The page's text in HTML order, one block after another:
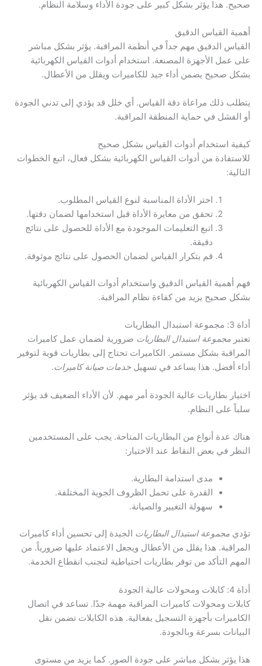
صحيح. هذا يؤثر بشكل كبير على جودة الأداء وسلامة النظام.
أهمية القياس الدقيق
القياس الدقيق مهم جداً في أنظمة المراقبة. يؤثر بشكل مباشر
على عمل الأجهزة المصنعة. استخدام أدوات القياس الكهربائية
بشكل صحيح يضمن أداء جيد للكاميرات ويقلل من الأعطال.
يتطلب ذلك مراعاة دقة القياس. أي خلل قد يؤدي إلى تدني الجودة
أو الفشل في حماية المنطقة المراقبة.
كيفية استخدام أدوات القياس بشكل صحيح
للاستفادة من أدوات القياس الكهربائية بشكل فعال، اتبع الخطوات
التالية:
اختر الأداة المناسبة لنوع القياس المطلوب.
تحقق من معايرة الأداة قبل استخدامها لضمان دقتها.
اتبع التعليمات الموجودة مع الأداة للحصول على نتائج
دقيقة.
قم بتكرار القياس لضمان الحصول على نتائج موثوقة.
فهم أهمية القياس الدقيق واستخدام أدوات القياس الكهربائية
بشكل صحيح يزيد من كفاءة نظام المراقبة.
أداة 3: مجموعة استبدال البطاريات
تعتبر مجموعة استبدال البطاريات ضرورية لضمان عمل كاميرات
المراقبة بشكل مستمر. الكاميرات تحتاج إلى بطاريات قوية لتوفير
أداء أفضل. هذا يساعد في تسهيل خدمات صيانة كاميرات.
اختيار بطاريات عالية الجودة أمر مهم. لأن الأداء الضعيف قد يؤثر
سلباً على النظام.
هناك عدة أنواع من البطاريات المتاحة. يجب على المستخدمين
النظر في بعض النقاط عند الاختيار:
مدى استدامة البطارية.
القدرة على تحمل الظروف الجوية المختلفة.
سهولة التغيير والصيانة.
تؤدي مجموعة استبدال البطاريات الجيدة إلى تحسين أداء كاميرات
المراقبة. هذا يقلل من الأعطال ويجعل الاعتماد عليها ضرورياً. من
المهم التأكد من توفر بطاريات احتياطية لتجنب انقطاع الخدمة.
أداة 4: كابلات ومحولات عالية الجودة
كابلات ومحولات كاميرات المراقبة مهمة جدًا. تساعد في اتصال
الكاميرات بأجهزة التسجيل بفعالية. هذه الكابلات تضمن نقل
البيانات بسرعة وبالجودة.
هذا يؤثر بشكل مباشر على جودة الصور. كما يزيد من مستوى